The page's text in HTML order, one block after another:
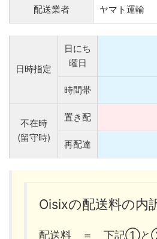
配送業者 ヤマト運輸
日時指定
日にち
曜日
時間帯
不在時
(留守時)
置き配
再配達
Oisixの配送料の内
配送料 ＝ 下記①と